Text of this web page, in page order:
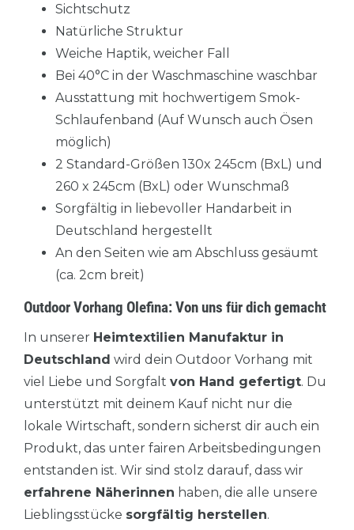
Sichtschutz
Natürliche Struktur
Weiche Haptik, weicher Fall
Bei 40°C in der Waschmaschine waschbar
Ausstattung mit hochwertigem Smok-
Schlaufenband (Auf Wunsch auch Ösen
möglich)
2 Standard-Größen 130x 245cm (BxL) und
260 x 245cm (BxL) oder Wunschmaß
Sorgfältig in liebevoller Handarbeit in
Deutschland hergestellt
An den Seiten wie am Abschluss gesäumt
(ca. 2cm breit)
Outdoor Vorhang Olefina: Von uns für dich gemacht
In unserer Heimtextilien Manufaktur in
Deutschland wird dein Outdoor Vorhang mit
viel Liebe und Sorgfalt von Hand gefertigt. Du
unterstützt mit deinem Kauf nicht nur die
lokale Wirtschaft, sondern sicherst dir auch ein
Produkt, das unter fairen Arbeitsbedingungen
entstanden ist. Wir sind stolz darauf, dass wir
erfahrene Näherinnen haben, die alle unsere
Lieblingsstücke sorgfältig herstellen.